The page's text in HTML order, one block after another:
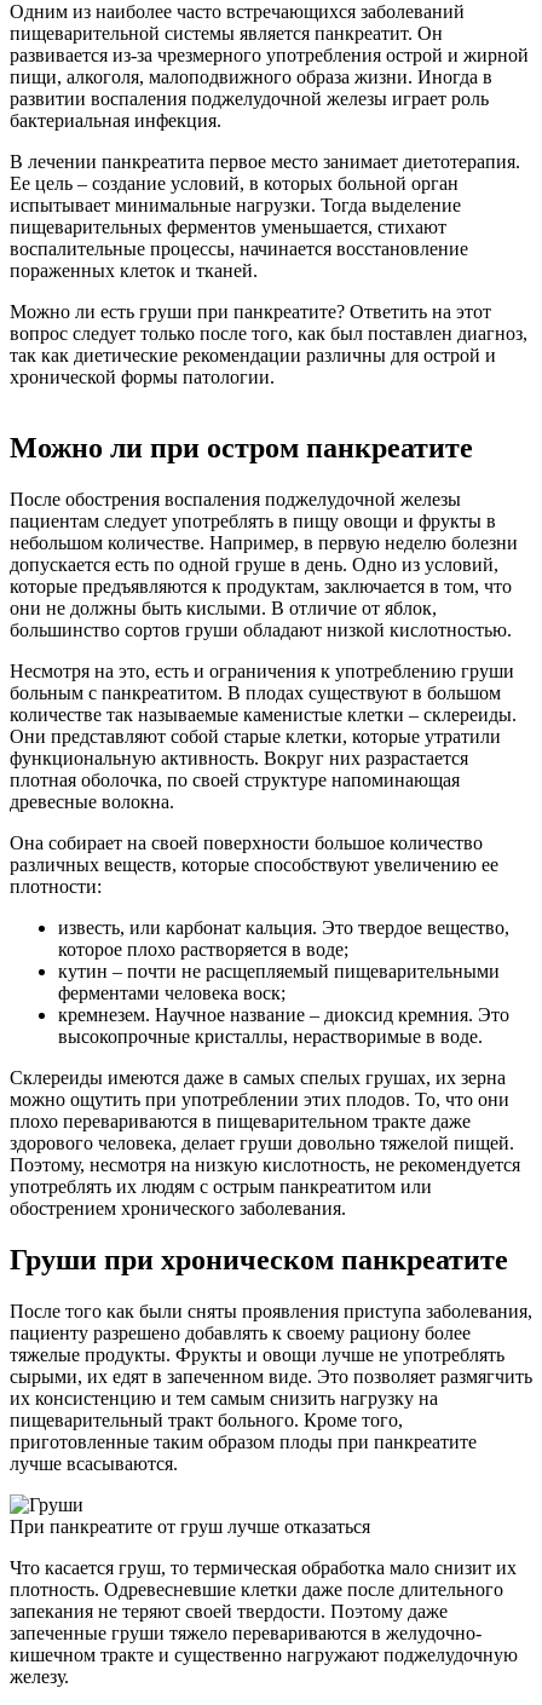
Одним из наиболее часто встречающихся заболеваний
пищеварительной системы является панкреатит. Он
развивается из-за чрезмерного употребления острой и жирной
пищи, алкоголя, малоподвижного образа жизни. Иногда в
развитии воспаления поджелудочной железы играет роль
бактериальная инфекция.
В лечении панкреатита первое место занимает диетотерапия.
Ее цель – создание условий, в которых больной орган
испытывает минимальные нагрузки. Тогда выделение
пищеварительных ферментов уменьшается, стихают
воспалительные процессы, начинается восстановление
пораженных клеток и тканей.
Можно ли есть груши при панкреатите? Ответить на этот
вопрос следует только после того, как был поставлен диагноз,
так как диетические рекомендации различны для острой и
хронической формы патологии.
Можно ли при остром панкреатите
После обострения воспаления поджелудочной железы
пациентам следует употреблять в пищу овощи и фрукты в
небольшом количестве. Например, в первую неделю болезни
допускается есть по одной груше в день. Одно из условий,
которые предъявляются к продуктам, заключается в том, что
они не должны быть кислыми. В отличие от яблок,
большинство сортов груши обладают низкой кислотностью.
Несмотря на это, есть и ограничения к употреблению груши
больным с панкреатитом. В плодах существуют в большом
количестве так называемые каменистые клетки – склереиды.
Они представляют собой старые клетки, которые утратили
функциональную активность. Вокруг них разрастается
плотная оболочка, по своей структуре напоминающая
древесные волокна.
Она собирает на своей поверхности большое количество
различных веществ, которые способствуют увеличению ее
плотности:
известь, или карбонат кальция. Это твердое вещество,
которое плохо растворяется в воде;
кутин – почти не расщепляемый пищеварительными
ферментами человека воск;
кремнезем. Научное название – диоксид кремния. Это
высокопрочные кристаллы, нерастворимые в воде.
Склереиды имеются даже в самых спелых грушах, их зерна
можно ощутить при употреблении этих плодов. То, что они
плохо перевариваются в пищеварительном тракте даже
здорового человека, делает груши довольно тяжелой пищей.
Поэтому, несмотря на низкую кислотность, не рекомендуется
употреблять их людям с острым панкреатитом или
обострением хронического заболевания.
Груши при хроническом панкреатите
После того как были сняты проявления приступа заболевания,
пациенту разрешено добавлять к своему рациону более
тяжелые продукты. Фрукты и овощи лучше не употреблять
сырыми, их едят в запеченном виде. Это позволяет размягчить
их консистенцию и тем самым снизить нагрузку на
пищеварительный тракт больного. Кроме того,
приготовленные таким образом плоды при панкреатите
лучше всасываются.
При панкреатите от груш лучше отказаться
Что касается груш, то термическая обработка мало снизит их
плотность. Одревесневшие клетки даже после длительного
запекания не теряют своей твердости. Поэтому даже
запеченные груши тяжело перевариваются в желудочно-
кишечном тракте и существенно нагружают поджелудочную
железу.